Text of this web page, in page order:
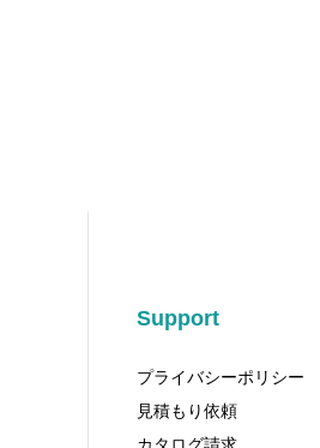
Support
プライバシーポリシー
見積もり依頼